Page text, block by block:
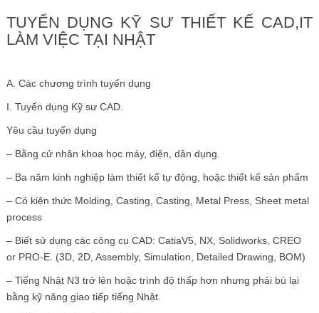
TUYỂN DỤNG KỸ SƯ THIẾT KẾ CAD,IT
LÀM VIỆC TẠI NHẬT
A. Các chương trình tuyển dụng
I. Tuyển dụng Kỹ sư CAD.
Yêu cầu tuyển dụng
– Bằng cử nhân khoa học máy, điện, dân dụng.
– Ba năm kinh nghiệp làm thiết kế tự động, hoặc thiết kế sản phẩm
– Có kiện thức Molding, Casting, Casting, Metal Press, Sheet metal
process
– Biết sử dụng các công cụ CAD: CatiaV5, NX, Solidworks, CREO
or PRO-E. (3D, 2D, Assembly, Simulation, Detailed Drawing, BOM)
– Tiếng Nhật N3 trở lên hoặc trình độ thấp hơn nhưng phải bù lại
bằng kỹ năng giao tiếp tiếng Nhật.